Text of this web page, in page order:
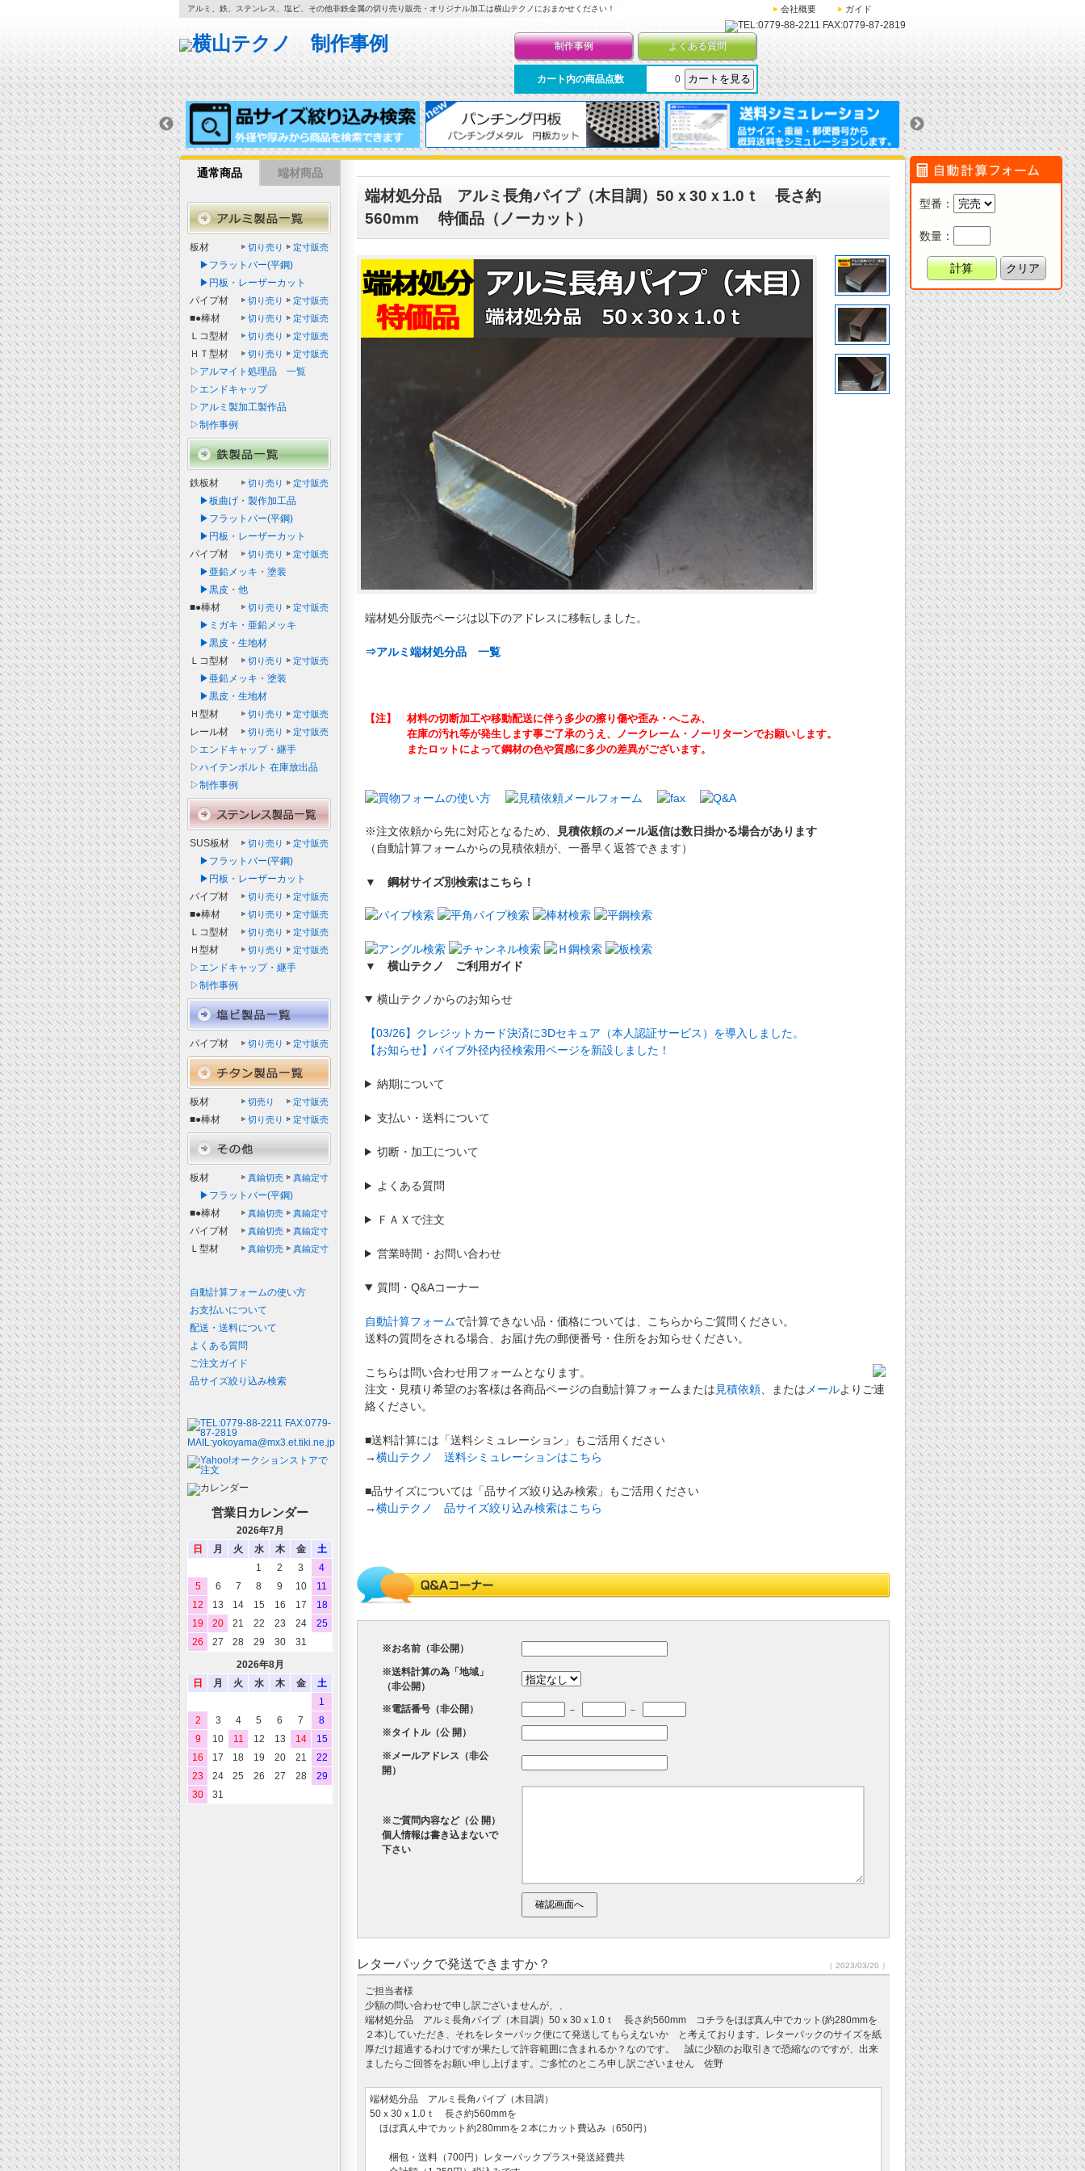
アルミ、鉄、ステンレス、塩ビ、その他非鉄金属の切り売り販売・オリジナル加工は横山テクノにおまかせください！ 会社概要 ガイド
制作事例 よくある質問
カート内の商品点数 0
端材処分品 アルミ長角パイプ（木目調）50ｘ30ｘ1.0ｔ 長さ約
560mm 特価品（ノーカット）
端材処分販売ページは以下のアドレスに移転しました。
⇒アルミ端材処分品 一覧
【注】 材料の切断加工や移動配送に伴う多少の擦り傷や歪み・へこみ、
在庫の汚れ等が発生します事ご了承のうえ、ノークレーム・ノーリターンでお願いします。
またロットによって鋼材の色や質感に多少の差異がございます。
※注文依頼から先に対応となるため、
見積依頼のメール返信は数日掛かる場合があります
（自動計算フォームからの見積依頼が、一番早く返答できます）
▼ 鋼材サイズ別検索はこちら！
▼ 横山テクノ ご利用ガイド
横山テクノからのお知らせ
【03/26】クレジットカード決済に3Dセキュア（本人認証サービス）を導入しました。
【お知らせ】パイプ外径内径検索用ページを新設しました！
納期について
支払い・送料について
切断・加工について
よくある質問
ＦＡＸで注文
営業時間・お問い合わせ
質問 ・Q&Aコーナー
自動計算フォームで計算できない品・価格については、こちらからご質問ください。
送料の質問をされる場合、お届け先の郵便番号・住所をお知らせください。
こちらは問い合わせ用フォームとなります。
注文・見積り希望のお客様は各商品ページの自動計算フォームまたは 見積依頼 、または メールよりご連
絡ください。
■送料計算には「送料シミュレーション」もご活用ください
→横山テクノ 送料シミュレーションはこちら
■品サイズについては「品サイズ絞り込み検索」もご活用ください
→横山テクノ 品サイズ絞り込み検索はこちら
※お名前（非公開）
※送料計算の為「地域」
（非公開）
※電話番号（非公開）
－
－
※タイトル（公 開）
※メールアドレス（非公
開）
※ご質問内容など（公 開）
個人情報は書き込まないで
下さい
レターパックで発送できますか？ （ 2023/03/20 ）
ご担当者様
少額の問い合わせで申し訳ございませんが、、
端材処分品 アルミ長角パイプ（木目調）50ｘ30ｘ1.0ｔ 長さ約560mm コチラをほぼ真ん中でカット(約280mmを
２本)していただき、それをレターパック便にて発送してもらえないか と考えております。レターパックのサイズを紙
厚だけ超過するわけですが果たして許容範囲に含まれるか？なのです。 誠に少額のお取引きで恐縮なのですが、出来
ましたらご回答をお願い申し上げます。ご多忙のところ申し訳ございません 佐野
端材処分品 アルミ長角パイプ（木目調）
50ｘ30ｘ1.0ｔ 長さ約560mmを
ほぼ真ん中でカット約280mmを２本にカット費込み（650円）
梱包・送料（700円）レターパックプラス+発送経費共
通常商品 端材商品
板材 切り売り 定寸販売
▶フラットバー(平鋼)
▶円板・レーザーカット
パイプ材
切り売り 定寸販売
■●棒材 切り売り 定寸販売
Ｌコ型材 切り売り 定寸販売
ＨＴ型材 切り売り 定寸販売
▷アルマイト処理品 一覧
▷エンドキャップ
▷アルミ製加工製作品
▷制作事例
鉄板材 切り売り 定寸販売
▶板曲げ・製作加工品
▶フラットバー(平鋼)
▶円板・レーザーカット
パイプ材
切り売り 定寸販売
▶亜鉛メッキ・塗装
▶黒皮・他
■●棒材
切り売り 定寸販売
▶ミガキ・亜鉛メッキ
▶黒皮・生地材
Ｌコ型材
切り売り 定寸販売
▶亜鉛メッキ・塗装
▶黒皮・生地材
Ｈ型材
切り売り 定寸販売
レール材 切り売り 定寸販売
▷エンドキャップ・継手
▷ハイテンボルト 在庫放出品
▷制作事例
SUS板材 切り売り 定寸販売
▶フラットバー(平鋼)
▶円板・レーザーカット
パイプ材
切り売り 定寸販売
■●棒材 切り売り 定寸販売
Ｌコ型材 切り売り 定寸販売
Ｈ型材 切り売り 定寸販売
▷エンドキャップ・継手
▷制作事例
パイプ材 切り売り 定寸販売
板材 切売り 定寸販売
■●棒材 切り売り 定寸販売
板材 真鍮切売 真鍮定寸
▶フラットバー(平鋼)
■●棒材
真鍮切売 真鍮定寸
パイプ材 真鍮切売 真鍮定寸
Ｌ型材 真鍮切売 真鍮定寸
自動計算フォームの使い方
お支払いについて
配送・送料について
よくある質問
ご注文ガイド
品サイズ絞り込み検索
営業日カレンダー
2026年7月
日
月 火 水 木 金
土
1
2 3
4
5
6 7 8 9 10
11
12
13 14 15 16 17
18
19
20 21 22 23 24
25
26
27 28 29 30
31
2026年8月
日
月 火 水 木 金
土
1
2
3 4 5 6 7
8
9
10 11 12 13 14
15
16
17 18 19 20 21
22
23
24 25 26 27 28
29
30
31
型番 ：
数量：
計算 クリア